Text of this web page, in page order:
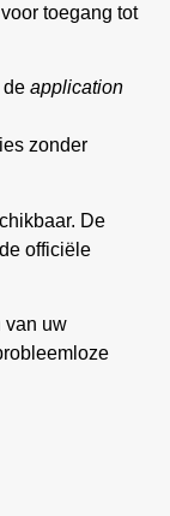
toegang tot
de application
zonder
De
officiële
van uw